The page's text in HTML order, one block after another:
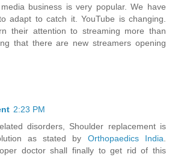
business is very popular. We have
adapt to catch it. YouTube is changing.
their attention to streaming more than
that there are new streamers opening
2:23 PM
disorders, Shoulder replacement is
as stated by Orthopaedics India.
doctor shall finally to get rid of this